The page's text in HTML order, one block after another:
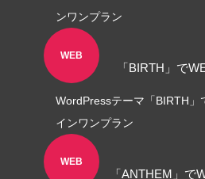
ンワンプラン
WEB
「BIRTH」で
WordPressテーマ「BIRTH」
インワンプラン
WEB
「ANTHEM」で